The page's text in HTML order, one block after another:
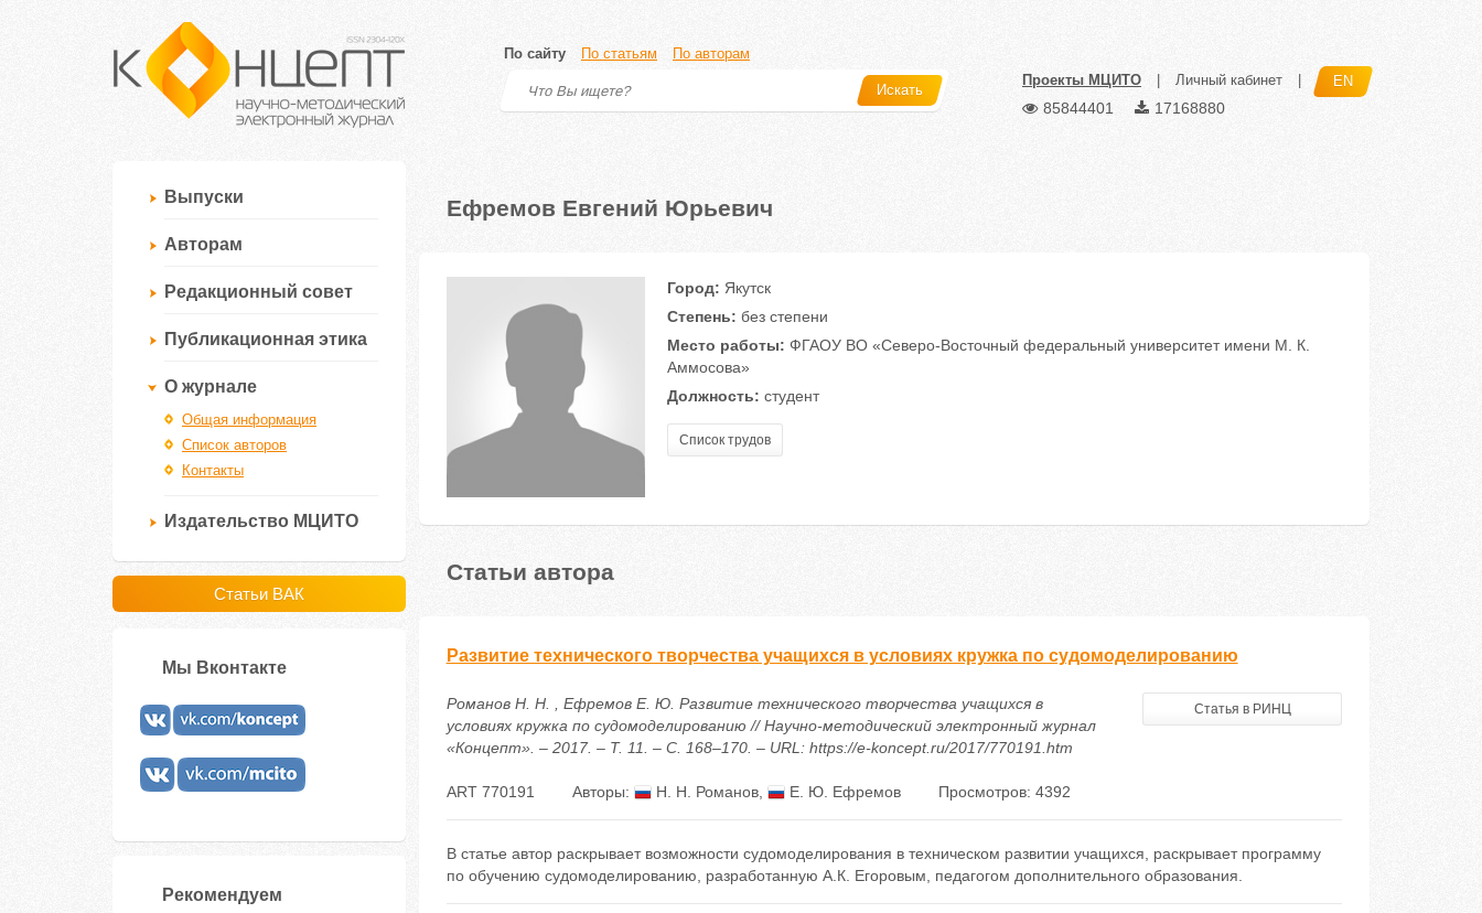
По сайту По статьям По авторам
Искать
Проекты МЦИТО Личный кабинет EN
85844401 17168880
Выпуски
Авторам
Редакционный совет
Публикационная этика
О журнале
Общая информация
Список авторов
Контакты
Издательство МЦИТО
Статьи ВАК
Мы Вконтакте
Рекомендуем
Ефремов Евгений Юрьевич
Город: Якутск
Степень: без степени
Место работы: ФГАОУ ВО «Северо-Восточный федеральный университет имени М. К.
Аммосова»
Должность: студент
Список трудов
Статьи автора
Развитие технического творчества учащихся в условиях кружка по судомоделированию
Романов Н. Н. , Ефремов Е. Ю. Развитие технического творчества учащихся в
условиях кружка по судомоделированию // Научно-методический электронный журнал
«Концепт». – 2017. – Т. 11. – С. 168–170. – URL: https://e-koncept.ru/2017/770191.htm
Статья в РИНЦ
ART 770191 Авторы: Н. Н. Романов, Е. Ю. Ефремов Просмотров: 4392
В статье автор раскрывает возможности судомоделирования в техническом развитии учащихся, раскрывает программу
по обучению судомоделированию, разработанную А.К. Егоровым, педагогом дополнительного образования.